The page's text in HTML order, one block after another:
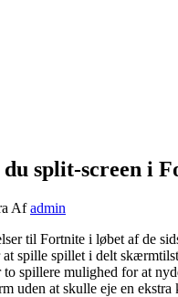
du split-screen i
Af admin
til Fortnite i løbet af de
spille spillet i delt
spillere mulighed for at
uden at skulle eje en ekstra